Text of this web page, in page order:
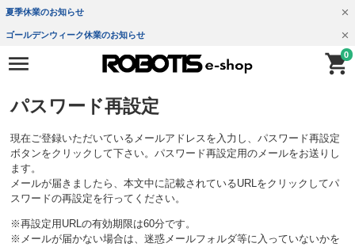
夏季休業のお知らせ
ゴールデンウィーク休業のお知らせ
0
パスワード再設定
現在ご登録いただいているメールアドレスを入力し、パスワード再設定
ボタンをクリックして下さい。パスワード再設定用のメールをお送りし
ます。
メールが届きましたら、本文中に記載されているURLをクリックしてパ
スワードの再設定を行ってください。
※再設定用URLの有効期限は60分です。
※メールが届かない場合は、迷惑メールフォルダ等に入っていないかを